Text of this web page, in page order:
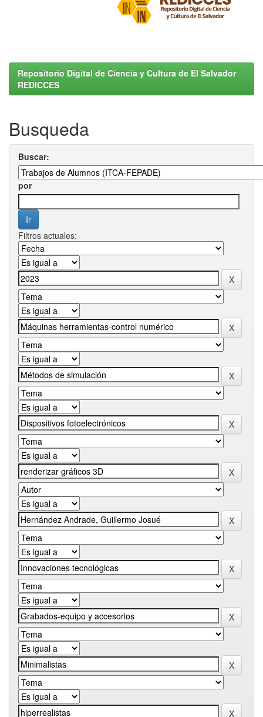
Repositorio Digital de Ciencia y Cultura de El Salvador
REDICCES
Busqueda
Buscar:
por
Filtros actuales: